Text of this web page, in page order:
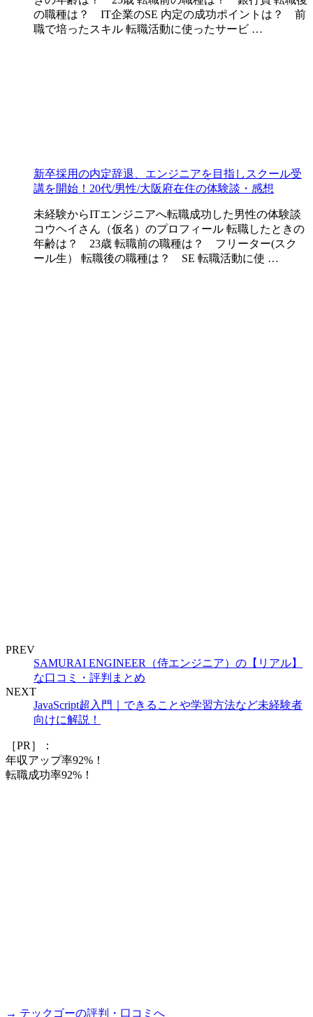
の職種は？ IT企業のSE 内定の成功ポイントは？ 前
職で培ったスキル 転職活動に使ったサービ …
新卒採用の内定辞退、エンジニアを目指しスクール受
講を開始！20代/男性/大阪府在住の体験談・感想
未経験からITエンジニアへ転職成功した男性の体験談
コウヘイさん（仮名）のプロフィール 転職したときの
年齢は？ 23歳 転職前の職種は？ フリーター(スク
ール生） 転職後の職種は？ SE 転職活動に使 …
PREV
SAMURAI ENGINEER（侍エンジニア）の【リアル】
な口コミ・評判まとめ
NEXT
JavaScript超入門｜できることや学習方法など未経験者
向けに解説！
［PR］：
年収アップ率92%！
転職成功率92%！
→ テックゴーの評判・口コミへ